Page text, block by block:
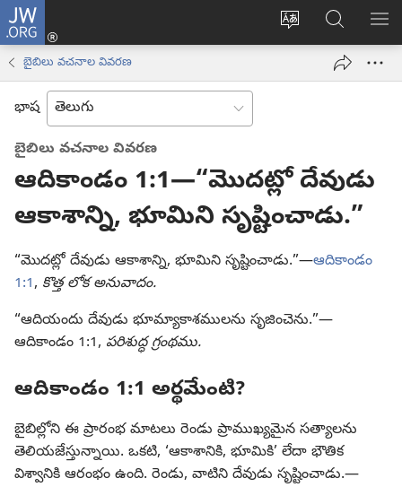
JW.ORG
సైట్
మార్చండి
లాగిన్
(కొత్త
ఓపెన్‌
JW.ORGలో
వెదకండి
బైబిలు వచనాల వివరణ
భాష
బైబిలు వచనాల వివరణ
ఆదికాండం 1:1—“మొదట్లో దేవుడు
ఆకాశాన్ని, భూమిని సృష్టించాడు.”
“మొదట్లో దేవుడు ఆకాశాన్ని, భూమిని సృష్టించాడు.”—ఆదికాండం
1:1, కొత్త లోక అనువాదం.
“ఆదియందు దేవుడు భూమ్యాకాశములను సృజించెను.”—
ఆదికాండం 1:1, పరిశుద్ధ గ్రంథము.
ఆదికాండం 1:1 అర్థమేంటి?
బైబిల్లోని ఈ ప్రారంభ మాటలు రెండు ప్రాముఖ్యమైన సత్యాలను
తెలియజేస్తున్నాయి. ఒకటి, ‘ఆకాశానికి, భూమికి’ లేదా భౌతిక
విశ్వానికి ఆరంభం ఉంది. రెండు, వాటిని దేవుడు సృష్టించాడు.—